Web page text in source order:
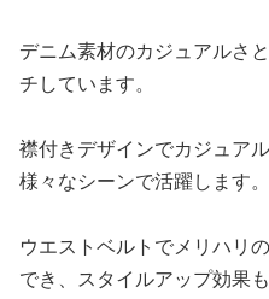
デニム素材のカジュアルさ
チしています。
襟付きデザインでカジュア
様々なシーンで活躍します。
ウエストベルトでメリハリ
でき、スタイルアップ効果